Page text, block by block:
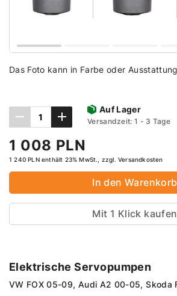
Das Foto kann in Farbe oder
Elektrische Servopumpen
VW FOX 05-09, Audi A2 00-05, Skoda
1 008 PLN
1 240 PLN enthält 23% MwSt., zzgl. Versandkosten
Auf Lager
Versandzeit: 1 - 3 Tage
In den Warenkorb
Mit 1 Klick kaufen